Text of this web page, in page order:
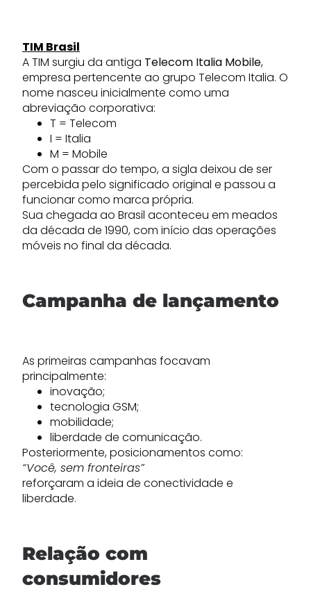
TIM Brasil
A TIM surgiu da antiga Telecom Italia Mobile,
empresa pertencente ao grupo Telecom Italia. O
nome nasceu inicialmente como uma
abreviação corporativa:
T = Telecom
I = Italia
M = Mobile
Com o passar do tempo, a sigla deixou de ser
percebida pelo significado original e passou a
funcionar como marca própria.
Sua chegada ao Brasil aconteceu em meados
da década de 1990, com início das operações
móveis no final da década.
Campanha de lançamento
As primeiras campanhas focavam
principalmente:
inovação;
tecnologia GSM;
mobilidade;
liberdade de comunicação.
Posteriormente, posicionamentos como:
“Você, sem fronteiras”
reforçaram a ideia de conectividade e
liberdade.
Relação com
consumidores